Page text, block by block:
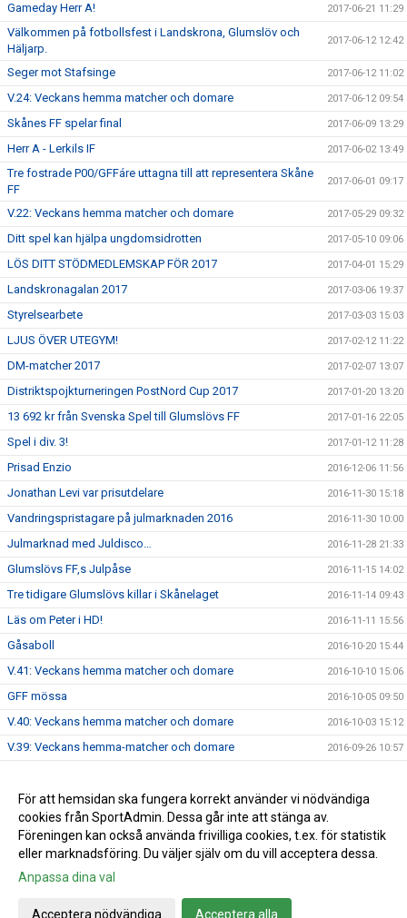
Gameday Herr A! 2017-06-21 11:29
Välkommen på fotbollsfest i Landskrona, Glumslöv och
Häljarp.
2017-06-12 12:42
Seger mot Stafsinge 2017-06-12 11:02
V.24: Veckans hemma matcher och domare 2017-06-12 09:54
Skånes FF spelar final 2017-06-09 13:29
Herr A - Lerkils IF 2017-06-02 13:49
Tre fostrade P00/GFFáre uttagna till att representera Skåne
FF
2017-06-01 09:17
V.22: Veckans hemma matcher och domare 2017-05-29 09:32
Ditt spel kan hjälpa ungdomsidrotten 2017-05-10 09:06
LÖS DITT STÖDMEDLEMSKAP FÖR 2017 2017-04-01 15:29
Landskronagalan 2017 2017-03-06 19:37
Styrelsearbete 2017-03-03 15:03
LJUS ÖVER UTEGYM! 2017-02-12 11:22
DM-matcher 2017 2017-02-07 13:07
Distriktspojkturneringen PostNord Cup 2017 2017-01-20 13:20
13 692 kr från Svenska Spel till Glumslövs FF 2017-01-16 22:05
Spel i div. 3! 2017-01-12 11:28
Prisad Enzio 2016-12-06 11:56
Jonathan Levi var prisutdelare 2016-11-30 15:18
Vandringspristagare på julmarknaden 2016 2016-11-30 10:00
Julmarknad med Juldisco… 2016-11-28 21:33
Glumslövs FF,s Julpåse 2016-11-15 14:02
Tre tidigare Glumslövs killar i Skånelaget 2016-11-14 09:43
Läs om Peter i HD! 2016-11-11 15:56
Gåsaboll 2016-10-20 15:44
V.41: Veckans hemma matcher och domare 2016-10-10 15:06
GFF mössa 2016-10-05 09:50
V.40: Veckans hemma matcher och domare 2016-10-03 15:12
V.39: Veckans hemma-matcher och domare 2016-09-26 10:57
Info brev augusti 2016 2016-09-14 15:35
Damerna: Äntligen vinst! 2016-09-05 09:59
Gå till Webbversion
För att hemsidan ska fungera korrekt använder vi nödvändiga
cookies från SportAdmin. Dessa går inte att stänga av.
Föreningen kan också använda frivilliga cookies, t.ex. för statistik
eller marknadsföring. Du väljer själv om du vill acceptera dessa.
Anpassa dina val
Acceptera nödvändiga Acceptera alla